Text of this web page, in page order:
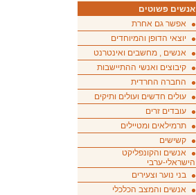
אנשים פשוטים
אפשר גם אחרת
יוצאי הדופן והמיוחדים
אנשים , מחשבים ואינטרנט
קיבוצים ואנשי ההתיישבות
החברה החרדית
עולים חדשים ועולים ותיקים
עובדים זרים
תרמילאים ומטיילים
קשישים
אנשים והקונפליקט
הישראלי-ערבי
בני נוער וצעירים
אנשים והמצב הכלכלי